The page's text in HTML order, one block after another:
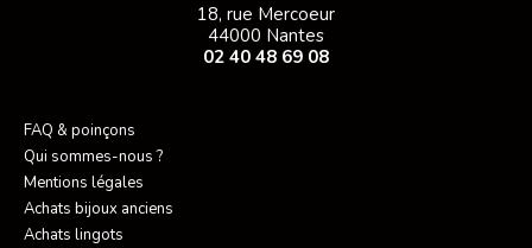
18, rue Mercoeur
44000 Nantes
02 40 48 69 08
FAQ & poinçons
Qui sommes-nous ?
Mentions légales
Achats bijoux anciens
Achats lingots